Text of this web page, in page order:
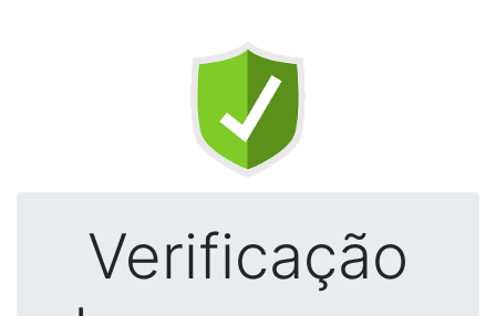
Verificação